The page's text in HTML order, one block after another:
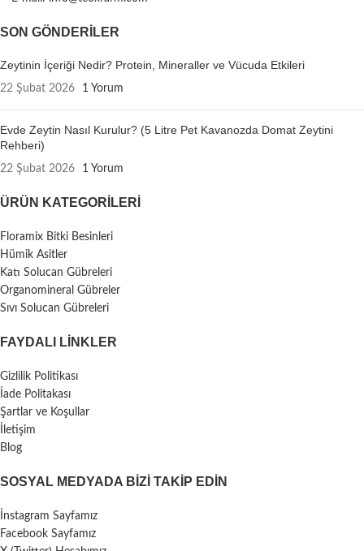
SON GÖNDERILER
Zeytinin İçeriği Nedir? Protein, Mineraller ve Vücuda Etkileri
22 Şubat 2026 1 Yorum
Evde Zeytin Nasıl Kurulur? (5 Litre Pet Kavanozda Domat Zeytini
Rehberi)
22 Şubat 2026 1 Yorum
ÜRÜN KATEGORILERI
Floramix Bitki Besinleri
Hümik Asitler
Katı Solucan Gübreleri
Organomineral Gübreler
Sıvı Solucan Gübreleri
FAYDALI LİNKLER
Gizlilik Politikası
İade Politakası
Şartlar ve Koşullar
İletişim
Blog
SOSYAL MEDYADA BIZI TAKIP EDIN
İnstagram Sayfamız
Facebook Sayfamız